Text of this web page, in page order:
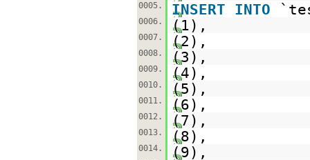
0005.
INSERT INTO
0006. (1),
0007. (2),
0008. (3),
0009. (4),
0010. (5),
0011. (6),
0012. (7),
0013. (8),
0014. (9),